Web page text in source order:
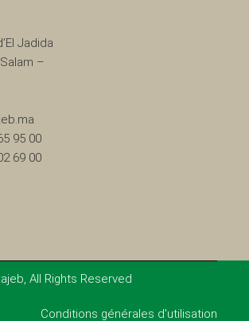
Jadida
–
95 00
69 00
All Rights Reserved
Conditions générales d'utilisation